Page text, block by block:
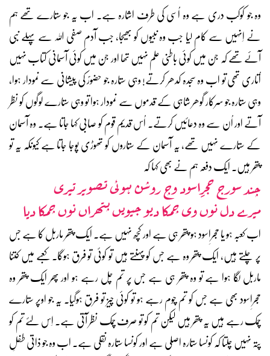
وہ جو کوکب دری ہے وہ اُسی کی طرف اشارہ ہے۔ اب یہ جو ستارے تھے ہم
نے اِنہیں سے کام لیا جب وہ نبیوں کو بھیجا، جب آدم صفی اللہ سے پہلے نبی
آئے تھے کہ جن میں کوئی باطنی علم نہیں تھا اور جن میں کوئی آسمانی کتاب نہیں
اُتاری تھی تو اب وہ سجدہ کدھر کرتے! وہی ستارہ جو حضورؐ کی پیشانی سے نمودار ہوا،
وہی ستارہ جو سرکار گوھر شاہی کے قدموں سے نمودار ہوا تو وہی ستارے لوگوں کو نظر
آتے اور اُن سے وہ دعائیں کرتے۔ اُس قدیم قوم کو صابی کہا جاتا ہے۔ وہ آسمان
کے ستارے نہیں تھے، یہ آسمان کے ستاروں کو تھوڑی پوجا جاتا ہے کیونکہ یہ تو
پتھر ہیں۔ ایک دفعہ ہم نے بھی کہا کہ
چند سورج حجرِاسود وچ روشن ہوئی تصویر تیری
میرے دل نوں وی چمکا دیو جیویں پتھراں نوں چمکا دیا
اب کعبہ ہو یا حجرِاسود ہو پتھر ہی ہے اور کچھ نہیں ہے۔ ایک پتھر ماربل کا ہے جس
پر چلتے ہیں، ایک پتھر وہ ہے جس کو پہنتے ہیں تو کوئی تو فرق ہوگا۔ کعبے میں کتنا
ماربل لگا ہوا ہے تو وہ پتھر ہی ہے جس پر تم چل رہے ہو اور پھر ایک پتھر وہ
حجرِاسود بھی ہے جس کو تم چوم رہے ہو تو کوئی چیز تو فرق ہوگیا۔ یہ جو اوپر ستارے
چمک رہے ہیں یہ پتھر ہیں لیکن تم کو تو صرف چمک نظر آتی ہے۔ اِس لئے تم کو
پتہ نہیں چلتا کہ کونسا ستارہ اصلی ہے اور کونسا ستارہ نقلی ہے۔ اب وہ جو ذاتی طفلِ